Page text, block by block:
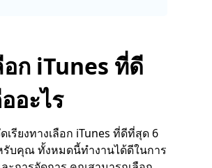
อก iTunes ที่ดี
อะไร
รียงทางเลือก iTunes ที่ดีที่สุด 6
รับคุณ ทั้งหมดนี้ทำงานได้ดีในการ